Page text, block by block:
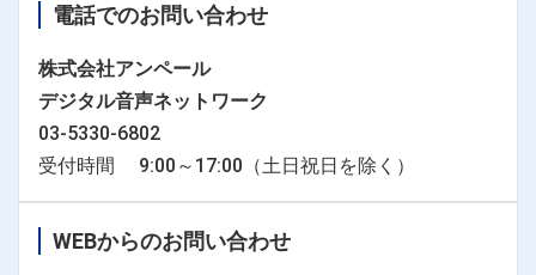
電話でのお問い合わせ
株式会社アンペール
デジタル音声ネットワーク
03-5330-6802
受付時間 9:00～17:00（土日祝日を除く）
WEBからのお問い合わせ